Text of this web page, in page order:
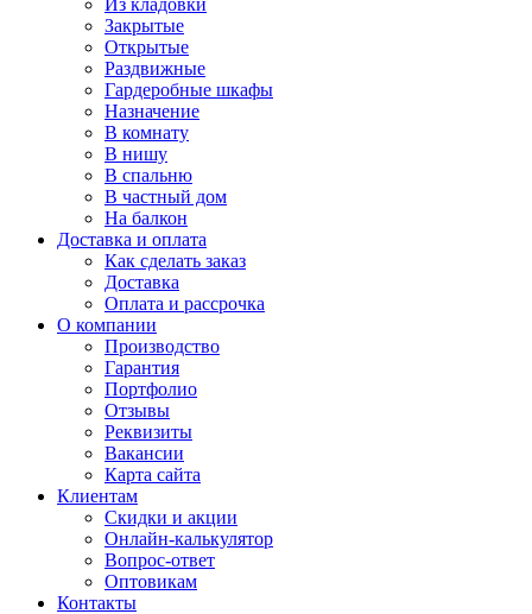
Из кладовки
Закрытые
Открытые
Раздвижные
Гардеробные шкафы
Назначение
В комнату
В нишу
В спальню
В частный дом
На балкон
Доставка и оплата
Как сделать заказ
Доставка
Оплата и рассрочка
О компании
Производство
Гарантия
Портфолио
Отзывы
Реквизиты
Вакансии
Карта сайта
Клиентам
Скидки и акции
Онлайн-калькулятор
Вопрос-ответ
Оптовикам
Контакты